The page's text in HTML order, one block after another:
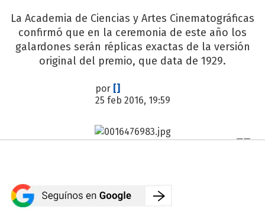
La Academia de Ciencias y Artes Cinematográficas
confirmó que en la ceremonia de este año los
galardones serán réplicas exactas de la versión
original del premio, que data de 1929.
por []
25 feb 2016, 19:59